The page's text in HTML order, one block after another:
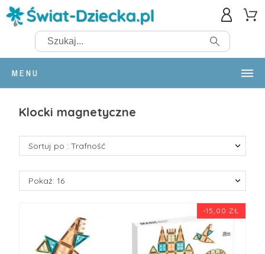
MENU
Klocki magnetyczne
Sortuj po : Trafność
Pokaż: 16
-15,00 ZŁ